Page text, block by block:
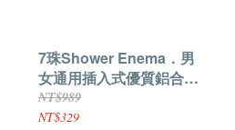
7珠Shower Enema．男
女通用插入式優質鋁合金
陰肛金屬沖洗器-4噴孔沖
擊
NT$989
NT$329